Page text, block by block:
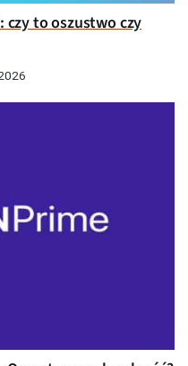
czy to oszustwo czy